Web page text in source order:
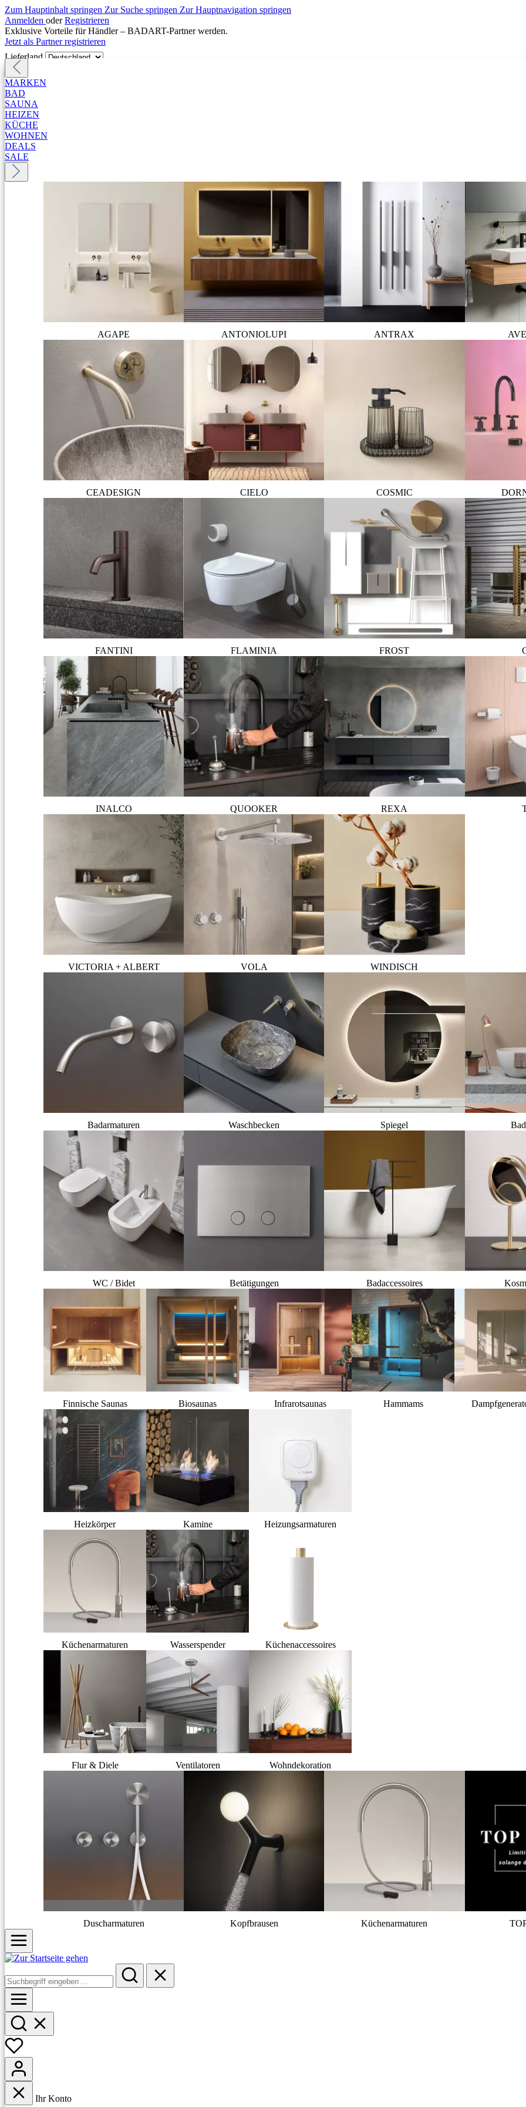
Zum Hauptinhalt springen Zur Suche springen Zur Hauptnavigation springen
Anmelden oder Registrieren
Exklusive Vorteile für Händler – BADART-Partner werden.
Jetzt als Partner registrieren
Lieferland
MARKEN
BAD
SAUNA
HEIZEN
KÜCHE
WOHNEN
DEALS
SALE
AGAPE ANTONIOLUPI ANTRAX
CEADESIGN CIELO COSMIC
FANTINI FLAMINIA FROST
INALCO QUOOKER REXA
VICTORIA + ALBERT VOLA WINDISCH
Badarmaturen Waschbecken Spiegel
WC / Bidet Betätigungen Badaccessoires
Finnische Saunas Biosaunas Infrarotsaunas Hammams
Heizkörper Kamine Heizungsarmaturen
Küchenarmaturen Wasserspender Küchenaccessoires
Flur & Diele Ventilatoren Wohndekoration
Duscharmaturen Kopfbrausen Küchenarmaturen
Ihr Konto